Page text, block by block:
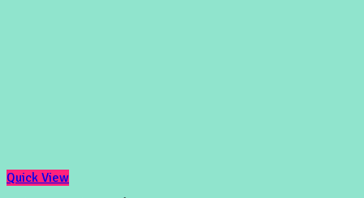
Quick View